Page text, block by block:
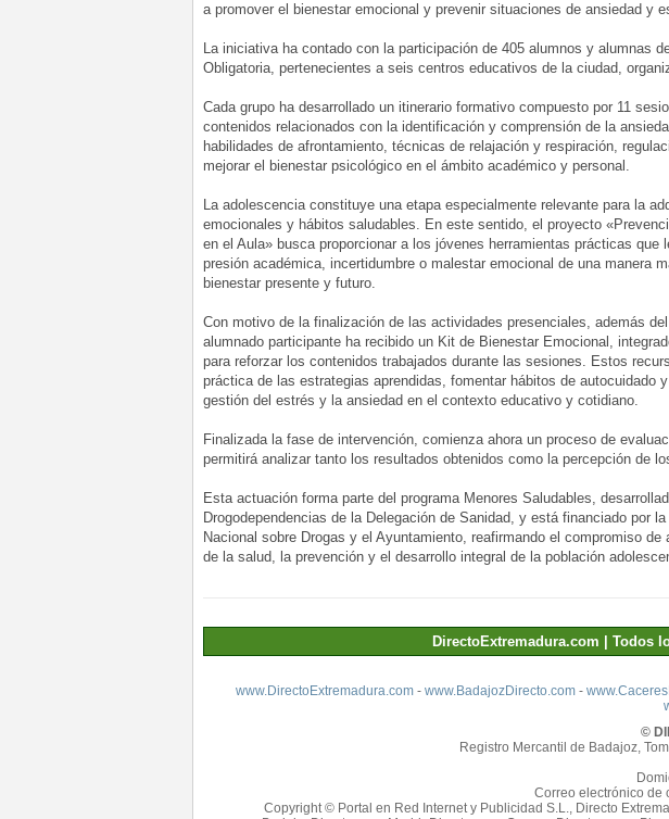
a promover el bienestar emocional y prevenir situaciones de ansiedad y
La iniciativa ha contado con la participación de 405 alumnos y alumnas
Obligatoria, pertenecientes a seis centros educativos de la ciudad,
Cada grupo ha desarrollado un itinerario formativo compuesto por 11
contenidos relacionados con la identificación y comprensión de la
habilidades de afrontamiento, técnicas de relajación y respiración,
mejorar el bienestar psicológico en el ámbito académico y personal.
La adolescencia constituye una etapa especialmente relevante para la
emocionales y hábitos saludables. En este sentido, el proyecto
en el Aula» busca proporcionar a los jóvenes herramientas prácticas que
presión académica, incertidumbre o malestar emocional de una manera
bienestar presente y futuro.
Con motivo de la finalización de las actividades presenciales, además
alumnado participante ha recibido un Kit de Bienestar Emocional,
para reforzar los contenidos trabajados durante las sesiones. Estos
práctica de las estrategias aprendidas, fomentar hábitos de autocuidado
gestión del estrés y la ansiedad en el contexto educativo y cotidiano.
Finalizada la fase de intervención, comienza ahora un proceso de
permitirá analizar tanto los resultados obtenidos como la percepción de
Esta actuación forma parte del programa Menores Saludables,
Drogodependencias de la Delegación de Sanidad, y está financiado por
Nacional sobre Drogas y el Ayuntamiento, reafirmando el compromiso
de la salud, la prevención y el desarrollo integral de la población
DirectoExtremadura.com | Todos
www.DirectoExtremadura.com- www.BadajozDirecto.com-
©
Registro Mercantil de Badajoz,
Correo electrónico de
Copyright © Portal en Red Internet y Publicidad S.L., Directo